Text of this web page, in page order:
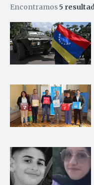
Encontramos5